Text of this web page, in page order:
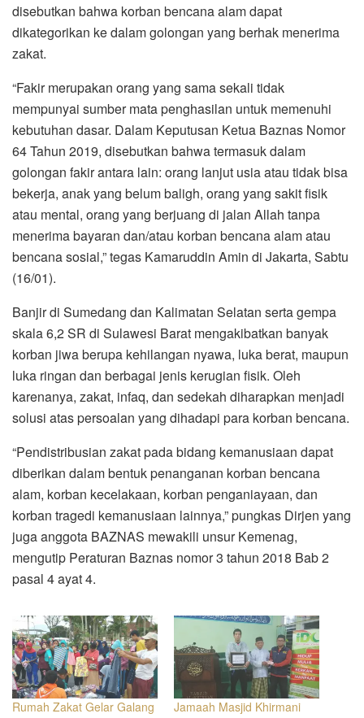
disebutkan bahwa korban bencana alam dapat
dikategorikan ke dalam golongan yang berhak menerima
zakat.
“Fakir merupakan orang yang sama sekali tidak
mempunyai sumber mata penghasilan untuk memenuhi
kebutuhan dasar. Dalam Keputusan Ketua Baznas Nomor
64 Tahun 2019, disebutkan bahwa termasuk dalam
golongan fakir antara lain: orang lanjut usia atau tidak bisa
bekerja, anak yang belum baligh, orang yang sakit fisik
atau mental, orang yang berjuang di jalan Allah tanpa
menerima bayaran dan/atau korban bencana alam atau
bencana sosial,” tegas Kamaruddin Amin di Jakarta, Sabtu
(16/01).
Banjir di Sumedang dan Kalimatan Selatan serta gempa
skala 6,2 SR di Sulawesi Barat mengakibatkan banyak
korban jiwa berupa kehilangan nyawa, luka berat, maupun
luka ringan dan berbagai jenis kerugian fisik. Oleh
karenanya, zakat, infaq, dan sedekah diharapkan menjadi
solusi atas persoalan yang dihadapi para korban bencana.
“Pendistribusian zakat pada bidang kemanusiaan dapat
diberikan dalam bentuk penanganan korban bencana
alam, korban kecelakaan, korban penganiayaan, dan
korban tragedi kemanusiaan lainnya,” pungkas Dirjen yang
juga anggota BAZNAS mewakili unsur Kemenag,
mengutip Peraturan Baznas nomor 3 tahun 2018 Bab 2
pasal 4 ayat 4.
Rumah Zakat Gelar Galang
Jamaah Masjid Khirmani